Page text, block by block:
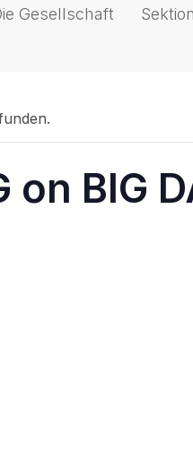
Gesellschaft
on BIG